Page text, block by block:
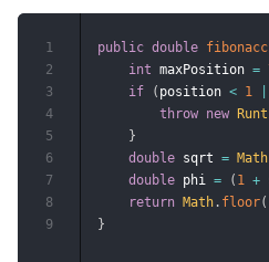
public double
int maxPosition =
if
( position < 1
throw new
}
double sqrt = Math
double phi = ( 1 +
return Math . floor(
}
1
2
3
4
5
6
7
8
9